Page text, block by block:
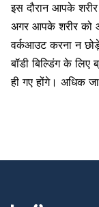
इस दौरान आपके
अगर आपके शरीर को
वर्कआउट करना न
बॉडी बिल्डिंग के
ही गए होंगे। अधिक